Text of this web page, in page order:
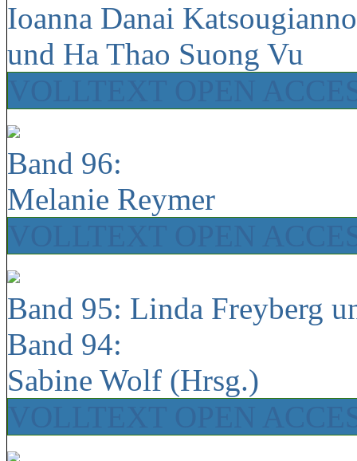
Ioanna Danai
und Ha Thao Suong Vu
Band 96:
Melanie Reymer
Band 95: Linda Freyberg
Band 94:
Sabine Wolf (Hrsg.)